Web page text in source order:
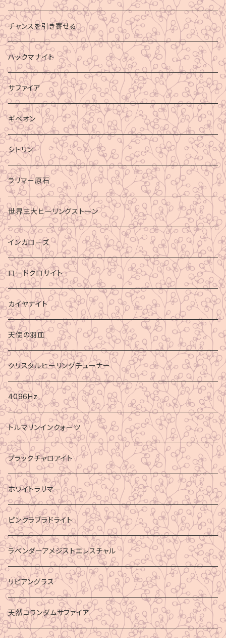
チャンスを引き寄せる
ハックマナイト
サファイア
ギベオン
シトリン
ラリマー原石
世界三大ヒーリングストーン
インカローズ
ロードクロサイト
カイヤナイト
天使の羽皿
クリスタルヒーリングチューナー
4096Hz
トルマリンインクォーツ
ブラックチャロアイト
ホワイトラリマー
ピンクラブラドライト
ラベンダーアメジストエレスチャル
リビアングラス
天然コランダムサファイア